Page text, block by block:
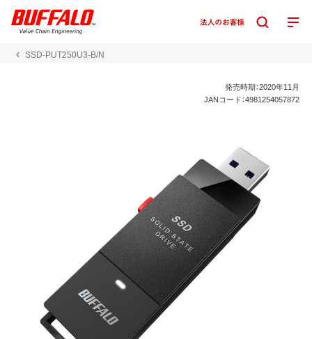
SSD-PUT250U3-B/N
発売時期：2020年11月
JANコード：4981254057872